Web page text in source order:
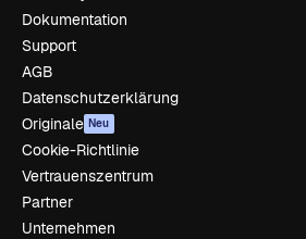
Dokumentation
Support
AGB
Datenschutzerklärung
Originale Neu
Cookie-Richtlinie
Vertrauenszentrum
Partner
Unternehmen